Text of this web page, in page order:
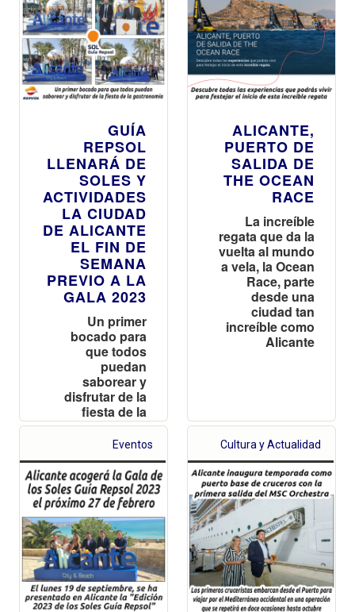
GUÍA
REPSOL
LLENARÁ DE
SOLES Y
ACTIVIDADES
LA CIUDAD
DE ALICANTE
EL FIN DE
SEMANA
PREVIO A LA
GALA 2023
Un primer
bocado para
que todos
puedan
saborear y
disfrutar de la
fiesta de la
gastronomía
ALICANTE,
PUERTO DE
SALIDA DE
THE OCEAN
RACE
La increíble
regata que da la
vuelta al mundo
a vela, la Ocean
Race, parte
desde una
ciudad tan
increíble como
Alicante
Eventos Cultura y Actualidad